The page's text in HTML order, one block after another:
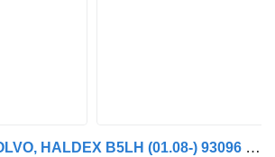
Sušilnik zraka VOLVO, HALDEX B5LH (01.08-) 93096 92048 za avtobus Volvo B5LH, B0E (2008-)